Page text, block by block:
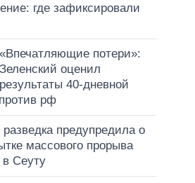
где зафиксировали
«Впечатляющие потери»:
Зеленский оценил
результаты 40-дневной
рф
разведка предупредила о
массового прорыва
в Сеуту